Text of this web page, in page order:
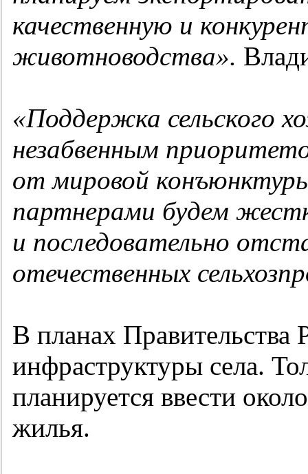
качественную и
животноводства».
«Поддержка сельского
незабвенным
от мировой
партнерами будем
и последовательно
отечественных
В планах
инфраструктуры села.
планируется ввести
жилья.